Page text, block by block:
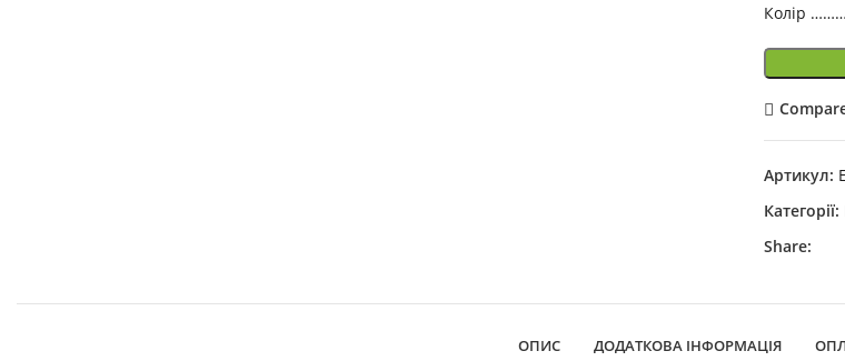
Колір
Артикул:
Категорії:
Share:
ОПИС ДОДАТКОВА ІНФОРМАЦІЯ